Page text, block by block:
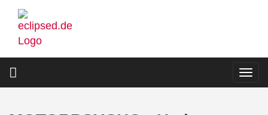
Direkt
zum
Inhalt